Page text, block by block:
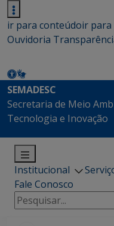
ir para conteúdoir para
Ouvidoria
SEMADESC
Secretaria de Meio
Tecnologia e Inovação
Institucional
Fale Conosco
Pesquisar
por: